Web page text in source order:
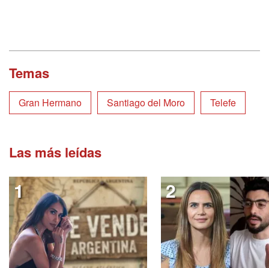
Temas
Gran Hermano Santiago del Moro Telefe
Las más leídas